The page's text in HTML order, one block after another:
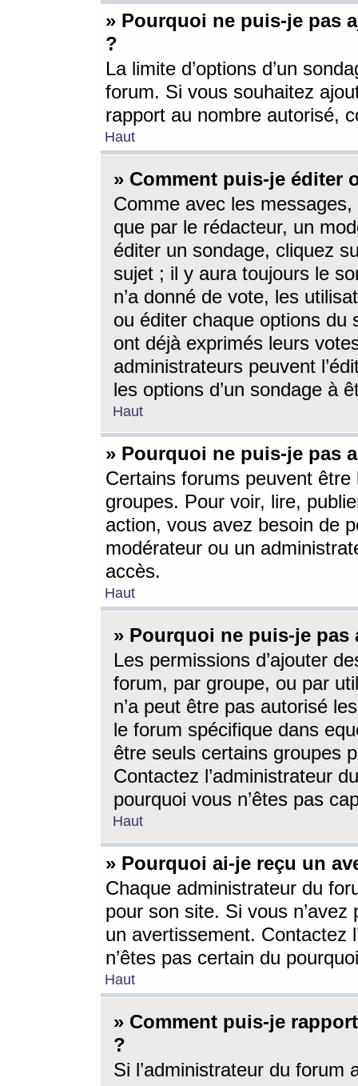
» Pourquoi ne puis-je pas
?
La limite d’options d’un
forum. Si vous souhaitez
rapport au nombre autorisé,
Haut
» Comment puis-je éditer
Comme avec les
que par le rédacteur, un
éditer un sondage, cliquez
sujet ; il y aura toujours le
n’a donné de vote, les
ou éditer chaque options du
ont déjà exprimés leurs
administrateurs peuvent
les options d’un sondage à
Haut
» Pourquoi ne puis-je pas
Certains forums peuvent être
groupes. Pour voir, lire,
action, vous avez besoin de
modérateur ou un
accès.
Haut
» Pourquoi ne puis-je
Les permissions d’ajouter
forum, par groupe, ou par
n’a peut être pas autorisé
le forum spécifique dans
être seuls certains groupes
Contactez l’administrateur
pourquoi vous n’êtes pas
Haut
» Pourquoi ai-je reçu un
Chaque administrateur du
pour son site. Si vous
un avertissement. Contactez
n’êtes pas certain du
Haut
» Comment puis-je
?
Si l’administrateur du forum